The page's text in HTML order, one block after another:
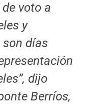
voto a
y
días
dijo
Berríos,